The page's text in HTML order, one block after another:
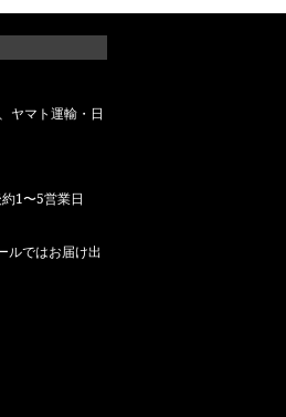
ヤマト運輸・日
1〜5営業日
ルではお届け出